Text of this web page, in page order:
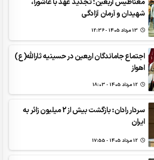
شهیدان و آرمان آزادگی
اجتماع جاماندگان اربعین در حسینیه ثارالله(ع)
اهواز
سردار رادان: بازگشت بیش از 2 میلیون زائر به
ایران